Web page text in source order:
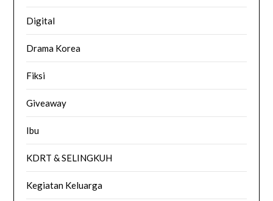
Digital
Drama Korea
Fiksi
Giveaway
Ibu
KDRT & SELINGKUH
Kegiatan Keluarga